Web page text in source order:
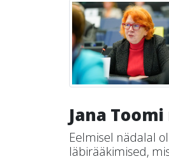
Jana
Eelmisel nädalal
läbirääkimised,